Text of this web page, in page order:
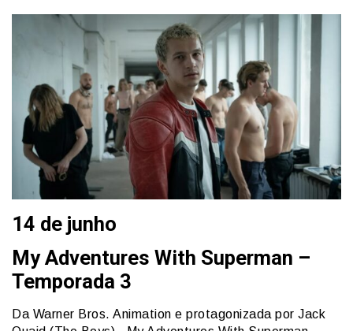
14 de junho
My Adventures With Superman –
Temporada 3
Da Warner Bros. Animation e protagonizada por Jack